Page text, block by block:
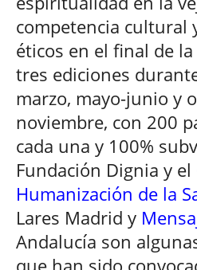
competencia cultural
éticos en el final de
tres ediciones
marzo, mayo-junio y
noviembre, con 200
cada una y 100%
Fundación Dignia y el
Humanización de la
Lares Madrid y
Andalucía son
que han sido